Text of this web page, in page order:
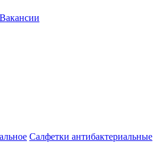
Вакансии
Салфетки антибактериальные